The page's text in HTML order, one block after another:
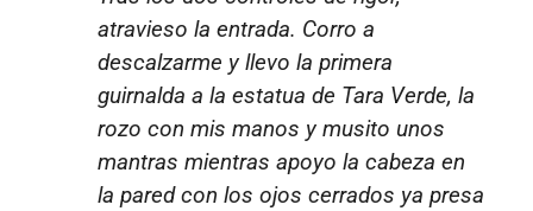
atravieso la entrada. Corro a
descalzarme y llevo la primera
guirnalda a la estatua de Tara Verde, la
rozo con mis manos y musito unos
mantras mientras apoyo la cabeza en
la pared con los ojos cerrados ya presa